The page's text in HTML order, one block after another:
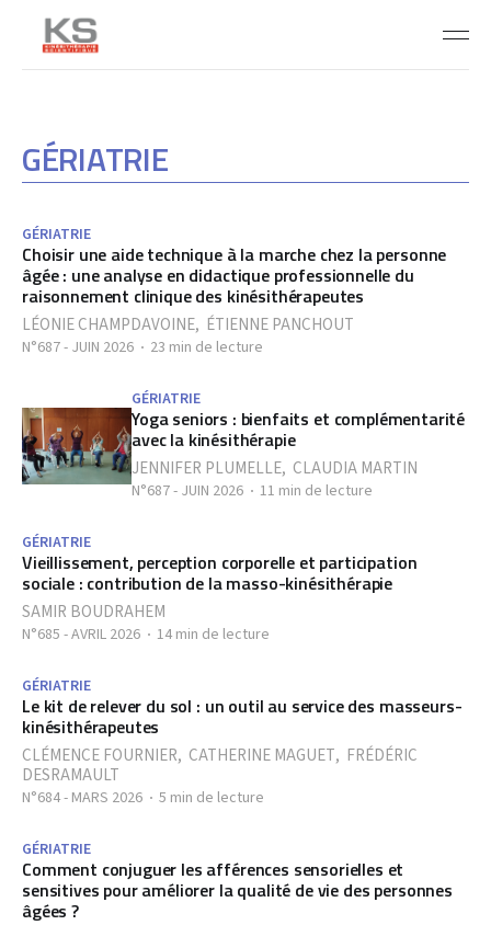
GÉRIATRIE
GÉRIATRIE
Choisir une aide technique à la marche chez la personne
âgée : une analyse en didactique professionnelle du
raisonnement clinique des kinésithérapeutes
LÉONIE CHAMPDAVOINE, ÉTIENNE PANCHOUT
N°687 - JUIN 2026 23 min de lecture
GÉRIATRIE
Yoga seniors : bienfaits et complémentarité
avec la kinésithérapie
JENNIFER PLUMELLE, CLAUDIA MARTIN
N°687 - JUIN 2026 11 min de lecture
GÉRIATRIE
Vieillissement, perception corporelle et participation
sociale : contribution de la masso-kinésithérapie
SAMIR BOUDRAHEM
N°685 - AVRIL 2026 14 min de lecture
GÉRIATRIE
Le kit de relever du sol : un outil au service des masseurs-
kinésithérapeutes
CLÉMENCE FOURNIER, CATHERINE MAGUET, FRÉDÉRIC
DESRAMAULT
N°684 - MARS 2026 5 min de lecture
GÉRIATRIE
Comment conjuguer les afférences sensorielles et
sensitives pour améliorer la qualité de vie des personnes
âgées ?